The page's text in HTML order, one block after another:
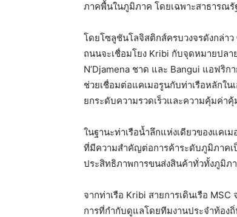
ภาคพื้นในภูมิภาค โดยเฉพาะสาธารณรั
โดยโซลูชันโลจิสติกส์ครบวงจรดังกล่า
ถนนจะเชื่อมโยง Kribi กับจุดหมายปล
N’Djamena ชาด และ Bangui แอฟริก
ช่วยเชื่อมต่อแคเมอรูนกับท่าเรือหลักใน
ยกระดับความรวดเร็วและความคุ้มค่า
ในฐานะท่าเรือน้ำลึกแห่งเดียวของแค
ที่มีความสำคัญต่อการค้าระดับภูมิภาคเป็
ประสิทธิภาพการขนส่งสินค้าทั่วทั้งภูมิภ
จากท่าเรือ Kribi สายการเดินเรือ
การที่กำกับดูแลโดยทีมงานประจำท้อง